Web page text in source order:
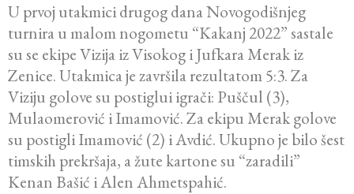
U prvoj utakmici drugog dana Novogodišnjeg
turnira u malom nogometu “Kakanj 2022” sastale
su se ekipe Vizija iz Visokog i Jufkara Merak iz
Zenice. Utakmica je završila rezultatom 5:3. Za
Viziju golove su postiglui igrači: Puščul (3),
Mulaomerović i Imamović. Za ekipu Merak golove
su postigli Imamović (2) i Avdić. Ukupno je bilo šest
timskih prekršaja, a žute kartone su “zaradili”
Kenan Bašić i Alen Ahmetspahić.